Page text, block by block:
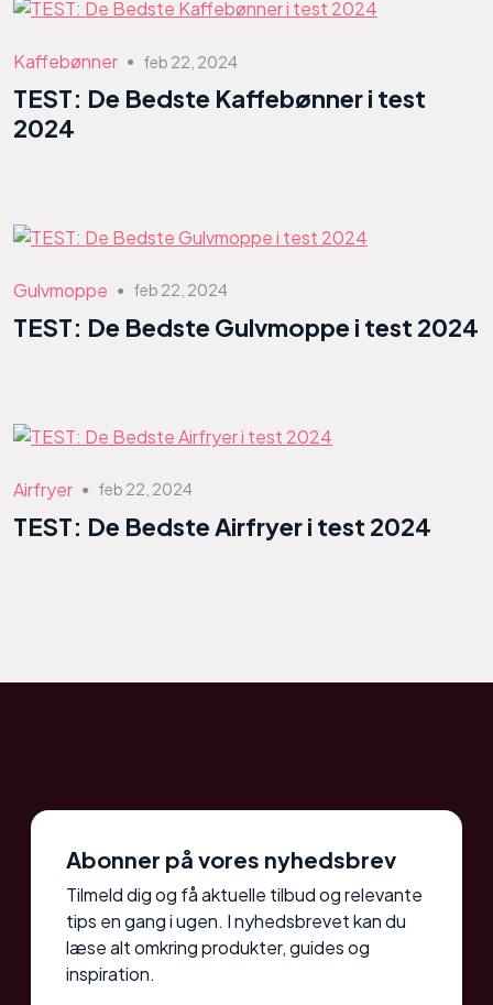
Kaffebønner ● feb 22, 2024
TEST: De Bedste Kaffebønner i test
2024
Gulvmoppe ● feb 22, 2024
TEST: De Bedste Gulvmoppe i test 2024
Airfryer ● feb 22, 2024
TEST: De Bedste Airfryer i test 2024
Abonner på vores nyhedsbrev
Tilmeld dig og få aktuelle tilbud og relevante
tips en gang i ugen. I nyhedsbrevet kan du
læse alt omkring produkter, guides og
inspiration.